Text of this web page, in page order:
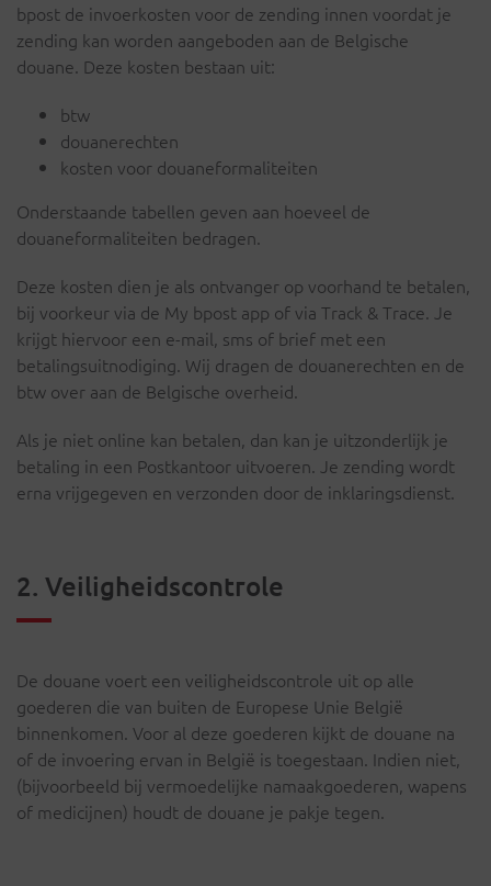
bpost de invoerkosten voor de zending innen voordat je
zending kan worden aangeboden aan de Belgische
douane. Deze kosten bestaan uit:
btw
douanerechten
kosten voor douaneformaliteiten
Onderstaande tabellen geven aan hoeveel de
douaneformaliteiten bedragen.
Deze kosten dien je als ontvanger op voorhand te betalen,
bij voorkeur via de My bpost app of via Track & Trace. Je
krijgt hiervoor een e-mail, sms of brief met een
betalingsuitnodiging. Wij dragen de douanerechten en de
btw over aan de Belgische overheid.
Als je niet online kan betalen, dan kan je uitzonderlijk je
betaling in een Postkantoor uitvoeren. Je zending wordt
erna vrijgegeven en verzonden door de inklaringsdienst.
2. Veiligheidscontrole
De douane voert een veiligheidscontrole uit op alle
goederen die van buiten de Europese Unie België
binnenkomen. Voor al deze goederen kijkt de douane na
of de invoering ervan in België is toegestaan. Indien niet,
(bijvoorbeeld bij vermoedelijke namaakgoederen, wapens
of medicijnen) houdt de douane je pakje tegen.